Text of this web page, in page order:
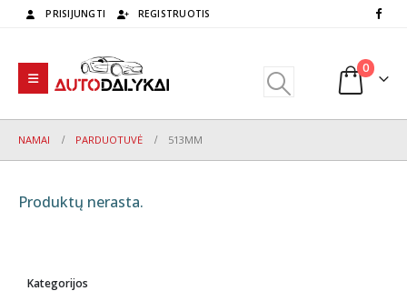
PRISIJUNGTI REGISTRUOTIS
0
NAMAI PARDUOTUVĖ 513MM
Produktų nerasta.
Kategorijos